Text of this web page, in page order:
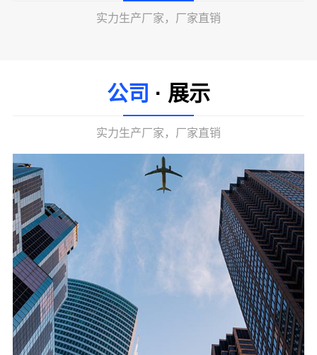
实力生产厂家，厂家直销
公司 · 展示
实力生产厂家，厂家直销